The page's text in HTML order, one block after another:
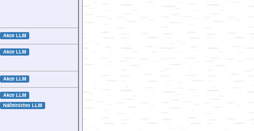
Akce LLM
Akce LLM
Akce LLM
Akce LLM
Náčelnictvo LLM